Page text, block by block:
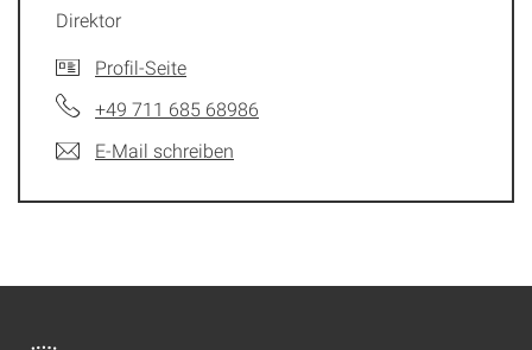
Direktor
Profil-Seite
+49 711 685 68986
E-Mail schreiben